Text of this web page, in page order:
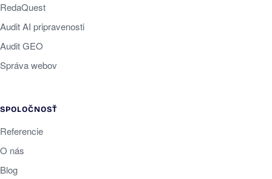
RedaQuest
Audit AI pripravenosti
Audit GEO
Správa webov
SPOLOČNOSŤ
Referencie
O nás
Blog